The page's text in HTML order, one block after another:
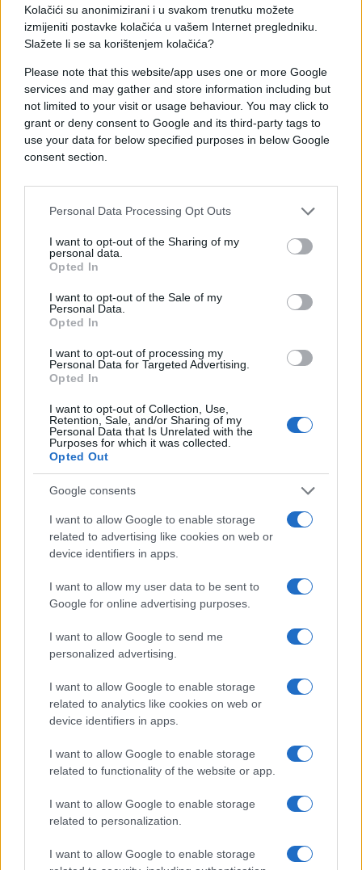
Kolačići su anonimizirani i u svakom trenutku možete
izmijeniti postavke kolačića u vašem Internet pregledniku.
Slažete li se sa korištenjem kolačića?
Please note that this website/app uses one or more Google
services and may gather and store information including but
not limited to your visit or usage behaviour. You may click to
grant or deny consent to Google and its third-party tags to
use your data for below specified purposes in below Google
consent section.
Personal Data Processing Opt Outs
I want to opt-out of the Sharing of my
personal data.
Opted In
I want to opt-out of the Sale of my
Personal Data.
Opted In
I want to opt-out of processing my
Personal Data for Targeted Advertising.
Opted In
I want to opt-out of Collection, Use,
Retention, Sale, and/or Sharing of my
Personal Data that Is Unrelated with the
Purposes for which it was collected.
Opted Out
Google consents
I want to allow Google to enable storage
related to advertising like cookies on web or
device identifiers in apps.
I want to allow my user data to be sent to
Google for online advertising purposes.
I want to allow Google to send me
personalized advertising.
I want to allow Google to enable storage
related to analytics like cookies on web or
device identifiers in apps.
I want to allow Google to enable storage
related to functionality of the website or app.
I want to allow Google to enable storage
related to personalization.
I want to allow Google to enable storage
(jutarnji.hr)
#policija #inspekcija
#odvjetnik